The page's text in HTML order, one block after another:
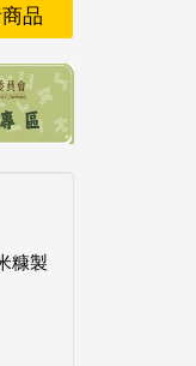
品
糠製